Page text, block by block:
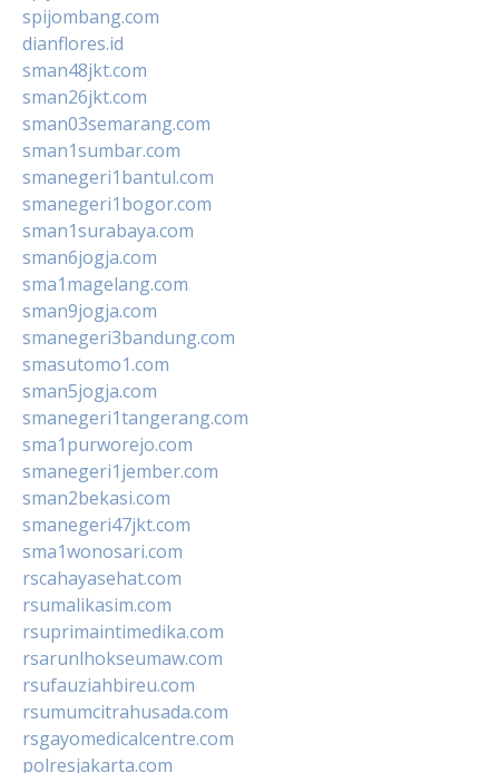
spijombang.com
dianflores.id
sman48jkt.com
sman26jkt.com
sman03semarang.com
sman1sumbar.com
smanegeri1bantul.com
smanegeri1bogor.com
sman1surabaya.com
sman6jogja.com
sma1magelang.com
sman9jogja.com
smanegeri3bandung.com
smasutomo1.com
sman5jogja.com
smanegeri1tangerang.com
sma1purworejo.com
smanegeri1jember.com
sman2bekasi.com
smanegeri47jkt.com
sma1wonosari.com
rscahayasehat.com
rsumalikasim.com
rsuprimaintimedika.com
rsarunlhokseumaw.com
rsufauziahbireu.com
rsumumcitrahusada.com
rsgayomedicalcentre.com
polresjakarta.com